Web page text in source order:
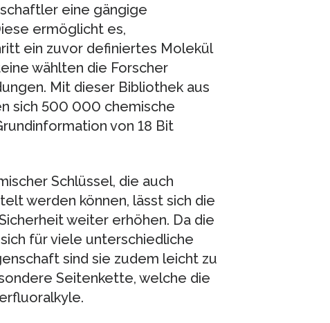
eine gängige
ermöglicht es,
ein zuvor definiertes Molekül
wählten die Forscher
Mit dieser Bibliothek aus
sich 500 000 chemische
von 18 Bit
Schlüssel, die auch
werden können, lässt sich die
weiter erhöhen. Da die
für viele unterschiedliche
sind sie zudem leicht zu
Seitenkette, welche die